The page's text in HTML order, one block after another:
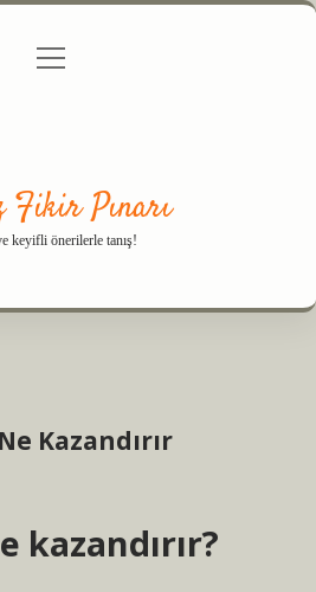
Politikası
menüyü
Fikir Pınarı
keyifli önerilerle tanış!
Kazandırır
kazandırır?